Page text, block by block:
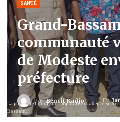
SANTÉ
Grand-
communauté
de Modeste
préfecture
ParBenoit Kadjo En
La photo de famille des populations avec le
Bassam.